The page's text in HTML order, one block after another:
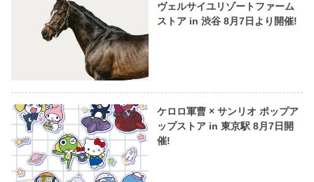
ヴェルサイユリゾートファーム
ストア in 渋谷 8月7日より開催!
ケロロ軍曹 × サンリオ ポップア
ップストア in 東京駅 8月7日開
催!